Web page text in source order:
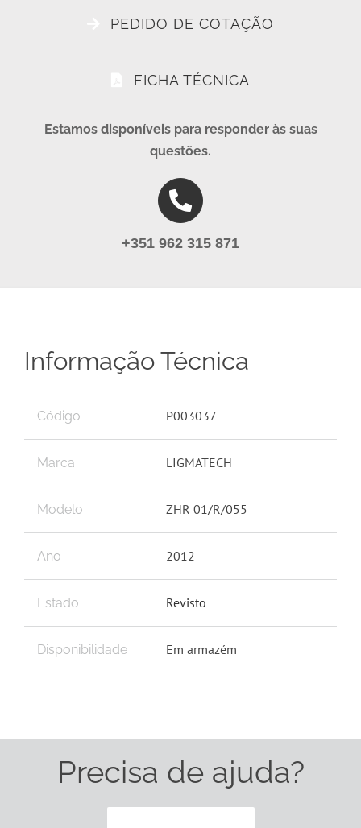
PEDIDO DE COTAÇÃO
FICHA TÉCNICA
Estamos disponíveis para responder às suas
questões.
+351 962 315 871
Informação Técnica
Código P003037
Marca LIGMATECH
Modelo ZHR 01/R/055
Ano 2012
Estado Revisto
Disponibilidade Em armazém
Precisa de ajuda?